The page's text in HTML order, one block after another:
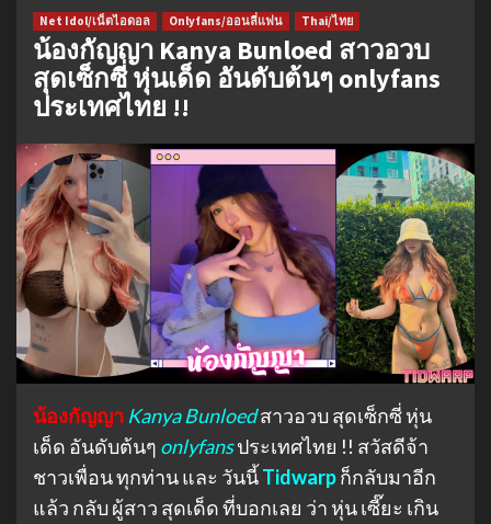
Net Idol/เน็ตไอดอล Onlyfans/ออนลี่แฟน Thai/ไทย
น้องกัญญา Kanya Bunloed สาวอวบ
สุดเซ็กซี่ หุ่นเด็ด อันดับต้นๆ onlyfans
ประเทศไทย !!
น้องกัญญา Kanya Bunloedสาวอวบ สุดเซ็กซี่ หุ่น
เด็ด อันดับต้นๆ onlyfansประเทศไทย !! สวัสดีจ้า
ชาวเพื่อน ทุกท่าน และ วันนี้Tidwarpก็กลับมาอีก
แล้ว กลับ ผู้สาว สุดเด็ด ที่บอกเลย ว่า หุ่น เซี๊ยะ เกิน